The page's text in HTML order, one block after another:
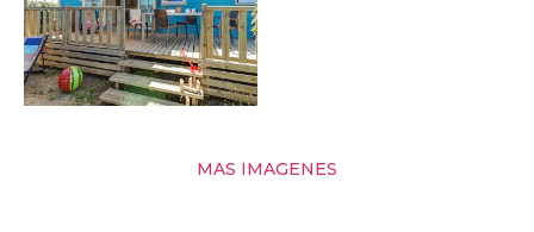
MAS IMAGENES